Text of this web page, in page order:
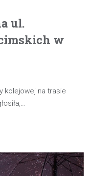
ul.
w
kolejowej na trasie